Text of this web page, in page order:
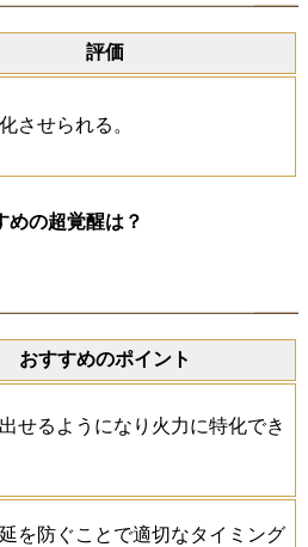
評価
させられる。
めの超覚醒は？
おすすめのポイント
せるようになり火力に特化でき
を防ぐことで適切なタイミング